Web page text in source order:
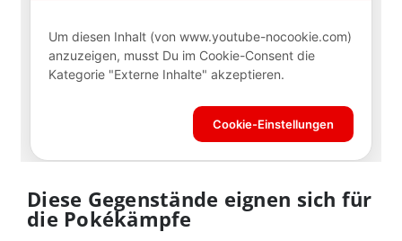
Diese Gegenstände eignen sich für
die Pokékämpfe